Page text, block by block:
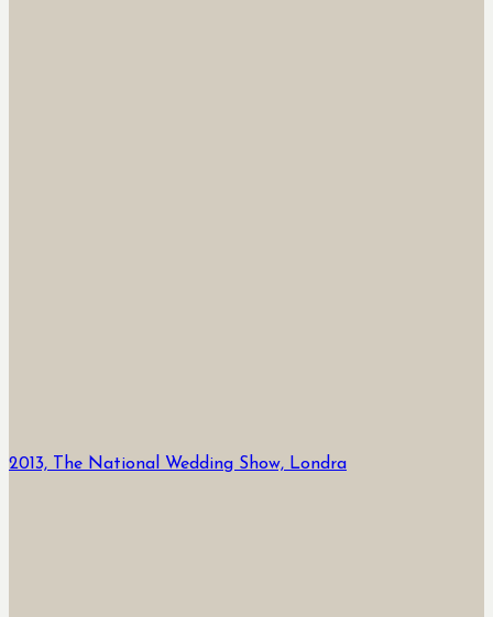
2013, The National Wedding Show, Londra